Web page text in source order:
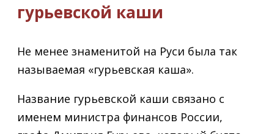
гурьевской каши
Не менее знаменитой на Руси была так
называемая «гурьевская каша».
Название гурьевской каши связано с
именем министра финансов России,